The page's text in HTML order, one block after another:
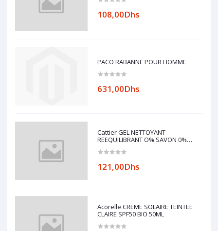
108,00Dhs
PACO RABANNE POUR HOMME
631,00Dhs
Cattier GEL NETTOYANT
REEQUILIBRANT O% SAVON 0%
121,00Dhs
Acorelle CREME SOLAIRE TEINTEE
CLAIRE SPF50 BIO 50ML